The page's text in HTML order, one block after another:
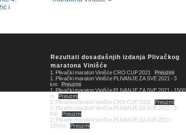
i
Rezultati dosadašnjih izdanja Plivačkog
maratona Vinišće
1. Plivački maraton Vinišće CRO CUP 2021
Preuzmi
1. Plivački maraton Vinišće PLIVANJE ZA SVE 2021 - 3
km
Preuzmi
1. Plivački maraton Vinišće PLIVANJE ZA SVE 2021 - 1500
m
Preuzmi
2. Plivački maraton Vinišće CRO CUP 2022
Preuzmi
2. Plivački maraton Vinišće PLIVANJE ZA SVE 2022 - 3
Km
Preuzmi
2. Plivački maraton Vinišće PLIVANJE ZA SVE 2022 -
1500m
Preuzmi